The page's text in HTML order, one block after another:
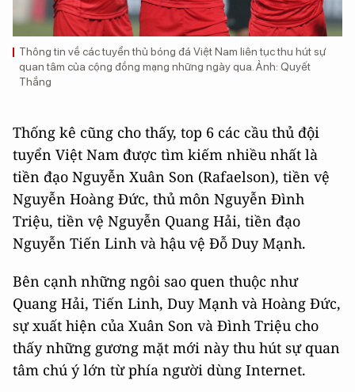
Thông tin về các tuyển thủ bóng đá Việt Nam liên tục thu hút sự
quan tâm của cộng đồng mạng những ngày qua. Ảnh: Quyết
Thắng
Thống kê cũng cho thấy, top 6 các cầu thủ đội
tuyển Việt Nam được tìm kiếm nhiều nhất là
tiền đạo Nguyễn Xuân Son (Rafaelson), tiền vệ
Nguyễn Hoàng Đức, thủ môn Nguyễn Đình
Triệu, tiền vệ Nguyễn Quang Hải, tiền đạo
Nguyễn Tiến Linh và hậu vệ Đỗ Duy Mạnh.
Bên cạnh những ngôi sao quen thuộc như
Quang Hải, Tiến Linh, Duy Mạnh và Hoàng Đức,
sự xuất hiện của Xuân Son và Đình Triệu cho
thấy những gương mặt mới này thu hút sự quan
tâm chú ý lớn từ phía người dùng Internet.